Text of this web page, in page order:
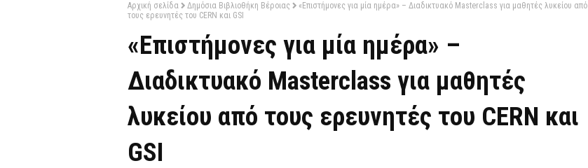
Αρχική σελίδα Δημόσια Βιβλιοθήκη Βέροιας
«Επιστήμονες για μία ημέρα» – Διαδικτυακό Masterclass για μαθητές λυκείου από
τους ερευνητές του CERN και GSI
«Επιστήμονες για μία ημέρα» –
Διαδικτυακό Masterclass για μαθητές
λυκείου από τους ερευνητές του CERN και
GSI